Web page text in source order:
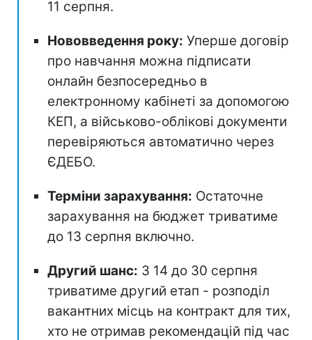
11 серпня.
Нововведення року: Уперше договір
про навчання можна підписати
онлайн безпосередньо в
електронному кабінеті за допомогою
КЕП, а військово-облікові документи
перевіряються автоматично через
ЄДЕБО.
Терміни зарахування: Остаточне
зарахування на бюджет триватиме
до 13 серпня включно.
Другий шанс: З 14 до 30 серпня
триватиме другий етап - розподіл
вакантних місць на контракт для тих,
хто не отримав рекомендацій під час